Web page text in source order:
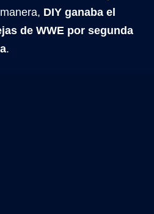
DIY ganaba el
de WWE por segunda
.